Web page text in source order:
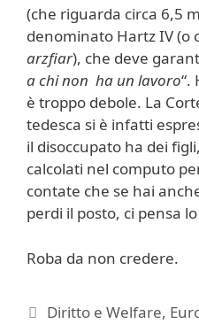
(che riguarda circa 6,5
denominato Hartz IV (o
arzfiar), che deve
a chi non ha un lavoro“.
è troppo debole. La
tedesca si è infatti
il disoccupato ha dei
calcolati nel computo
contate che se hai
perdi il posto, ci pensa
Roba da non credere.
Categorie
Diritto e Welfare,